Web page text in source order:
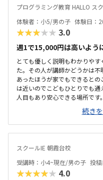
プログラミング教育 HALLO ス
体験者：小5/男の子 体験日：
★★★★★ 3.0
週1で15,000円は高いよう
とても優しく説明もわかりや
た。その人が講師かどうかは
あったほうが家でもできると
は近いのでこどもひとりでも
人目もあり安心できる場所で
しているとのことで塾の方の
感じでした。週1で15,000円は
増やしてもらうか、下げても
はとても説明がわかりやすく
続き
スクールIE 朝霞台校
受講時：小4~現在/男の子 投
★★★★★ 4.0